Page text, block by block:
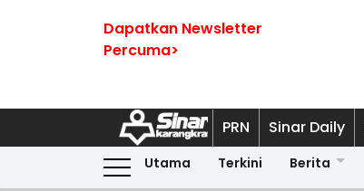
Dapatkan Newsletter
Percuma>
PRN Sinar Daily
Utama Terkini Berita